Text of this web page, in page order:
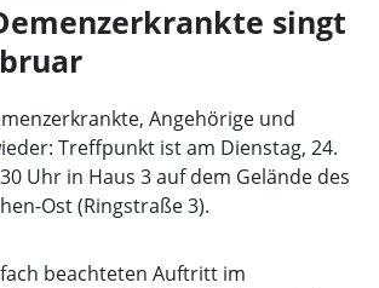
singt
Angehörige und
Treffpunkt ist am Dienstag, 24.
Uhr in Haus 3 auf dem Gelände des
Ost (Ringstraße 3).
beachteten Auftritt im